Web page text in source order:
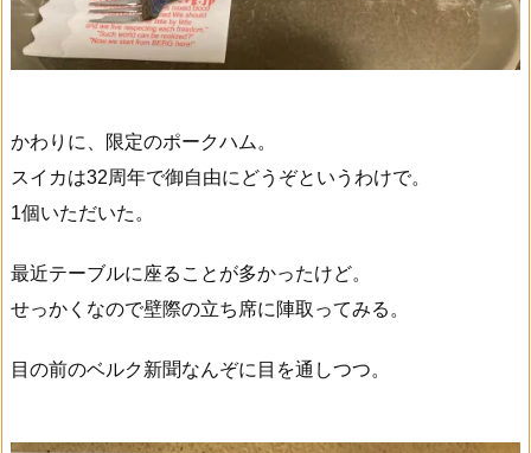
かわりに、限定のポークハム。
スイカは32周年で御自由にどうぞというわけで。
1個いただいた。
最近テーブルに座ることが多かったけど。
せっかくなので壁際の立ち席に陣取ってみる。
目の前のベルク新聞なんぞに目を通しつつ。